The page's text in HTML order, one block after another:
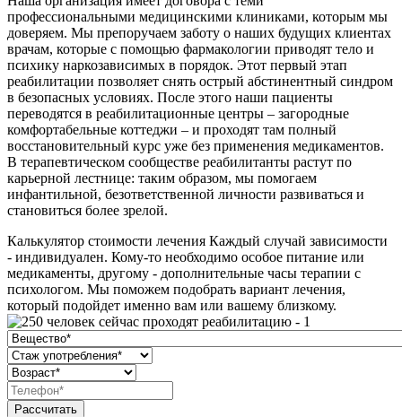
профессиональными медицинскими клиниками, которым мы
доверяем. Мы препоручаем заботу о наших будущих клиентах
врачам, которые с помощью фармакологии приводят тело и
психику наркозависимых в порядок. Этот первый этап
реабилитации позволяет снять острый абстинентный синдром
в безопасных условиях. После этого наши пациенты
переводятся в реабилитационные центры – загородные
комфортабельные коттеджи – и проходят там полный
восстановительный курс уже без применения медикаментов.
В терапевтическом сообществе реабилитанты растут по
карьерной лестнице: таким образом, мы помогаем
инфантильной, безответственной личности развиваться и
становиться более зрелой.
Калькулятор стоимости лечения Каждый случай зависимости
- индивидуален. Кому-то необходимо особое питание или
медикаменты, другому - дополнительные часы терапии с
психологом. Мы поможем подобрать вариант лечения,
который подойдет именно вам или вашему близкому.
Рассчитать